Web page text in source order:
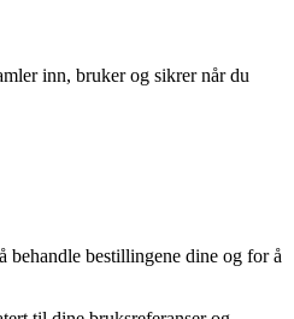
inn, bruker og sikrer når du
behandle bestillingene dine og for å